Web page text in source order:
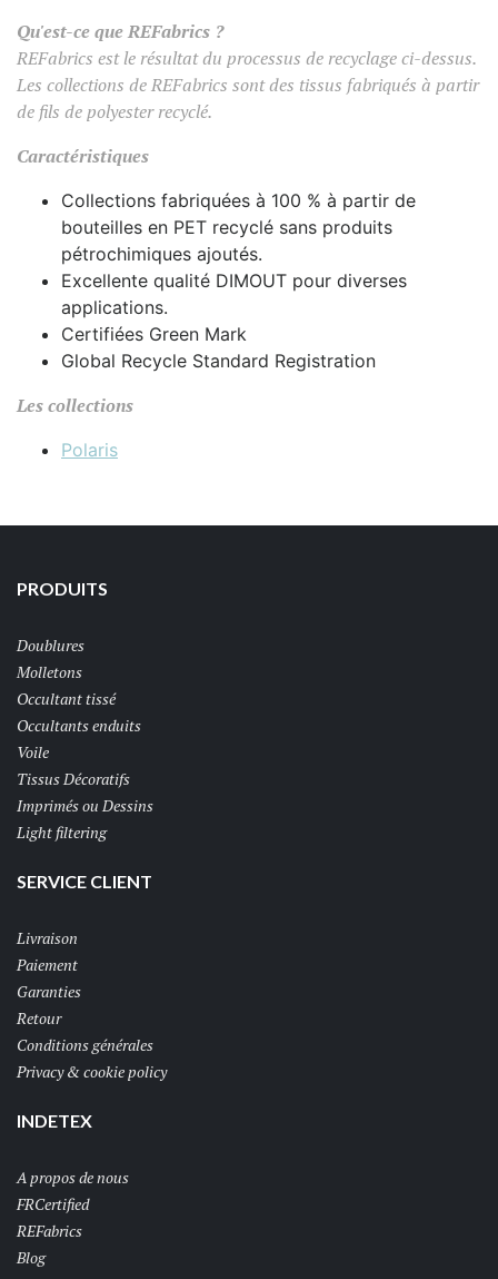
Qu'est-ce que REFabrics ?
REFabrics est le résultat du processus de recyclage ci-dessus.
Les collections de REFabrics sont des tissus fabriqués à partir
de fils de polyester recyclé.
Caractéristiques
Collections fabriquées à 100 % à partir de
bouteilles en PET recyclé sans produits
pétrochimiques ajoutés.
Excellente qualité DIMOUT pour diverses
applications.
Certifiées Green Mark
Global Recycle Standard Registration
Les collections
Polaris
PRODUITS
Doublures
Molletons
Occultant tissé
Occultants enduits
Voile
Tissus Décoratifs
Imprimés ou Dessins
Light filtering
SERVICE CLIENT
Livraison
Paiement
Garanties
Retour
Conditions générales
Privacy & cookie policy
INDETEX
A propos de nous
FRCertified
REFabrics
Blog